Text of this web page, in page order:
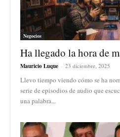
Negocios
Ha llegado la hora de
Mauricio Luque - 23 diciembre, 2025
Llevo tiempo viendo cómo se ha
serie de episodios de audio que
una palabra...